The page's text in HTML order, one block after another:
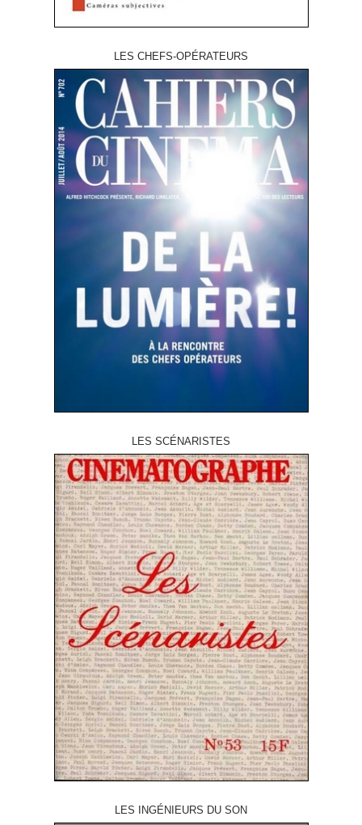
LES CHEFS-OPÉRATEURS
LES SCÉNARISTES
LES INGÉNIEURS DU SON